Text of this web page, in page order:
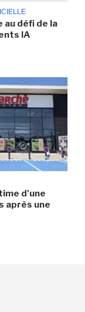
au défi de la
IA
d'une
après une